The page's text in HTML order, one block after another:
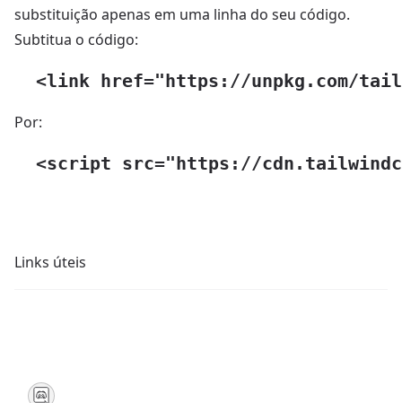
substituição apenas em uma linha do seu código.
Subtitua o código:
Por:
Links úteis